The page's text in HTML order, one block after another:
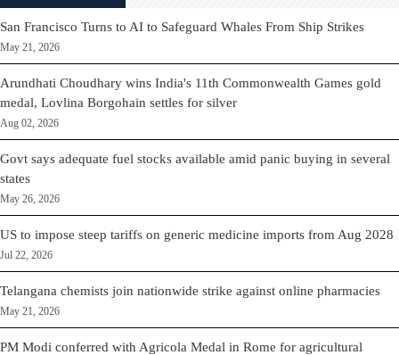
San Francisco Turns to AI to Safeguard Whales From Ship Strikes
May 21, 2026
Arundhati Choudhary wins India's 11th Commonwealth Games gold
medal, Lovlina Borgohain settles for silver
Aug 02, 2026
Govt says adequate fuel stocks available amid panic buying in several
states
May 26, 2026
US to impose steep tariffs on generic medicine imports from Aug 2028
Jul 22, 2026
Telangana chemists join nationwide strike against online pharmacies
May 21, 2026
PM Modi conferred with Agricola Medal in Rome for agricultural